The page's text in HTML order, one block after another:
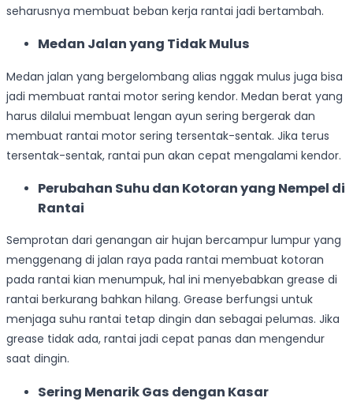
seharusnya membuat beban kerja rantai jadi bertambah.
Medan Jalan yang Tidak Mulus
Medan jalan yang bergelombang alias nggak mulus juga bisa
jadi membuat rantai motor sering kendor. Medan berat yang
harus dilalui membuat lengan ayun sering bergerak dan
membuat rantai motor sering tersentak-sentak. Jika terus
tersentak-sentak, rantai pun akan cepat mengalami kendor.
Perubahan Suhu dan Kotoran yang Nempel di
Rantai
Semprotan dari genangan air hujan bercampur lumpur yang
menggenang di jalan raya pada rantai membuat kotoran
pada rantai kian menumpuk, hal ini menyebabkan grease di
rantai berkurang bahkan hilang. Grease berfungsi untuk
menjaga suhu rantai tetap dingin dan sebagai pelumas. Jika
grease tidak ada, rantai jadi cepat panas dan mengendur
saat dingin.
Sering Menarik Gas dengan Kasar